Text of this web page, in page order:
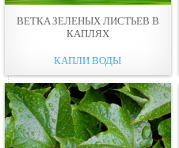
ВЕТКA ЗЕЛЕНЫХ ЛИСТЬЕВ В
КАПЛЯХ
КАПЛИ ВОДЫ